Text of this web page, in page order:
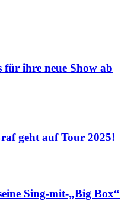
ihre neue Show ab
geht auf Tour 2025!
Sing-mit-„Big Box“